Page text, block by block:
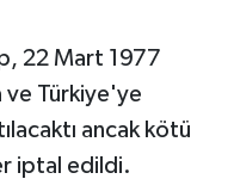
22 Mart 1977
ve Türkiye'ye
ancak kötü
iptal edildi.